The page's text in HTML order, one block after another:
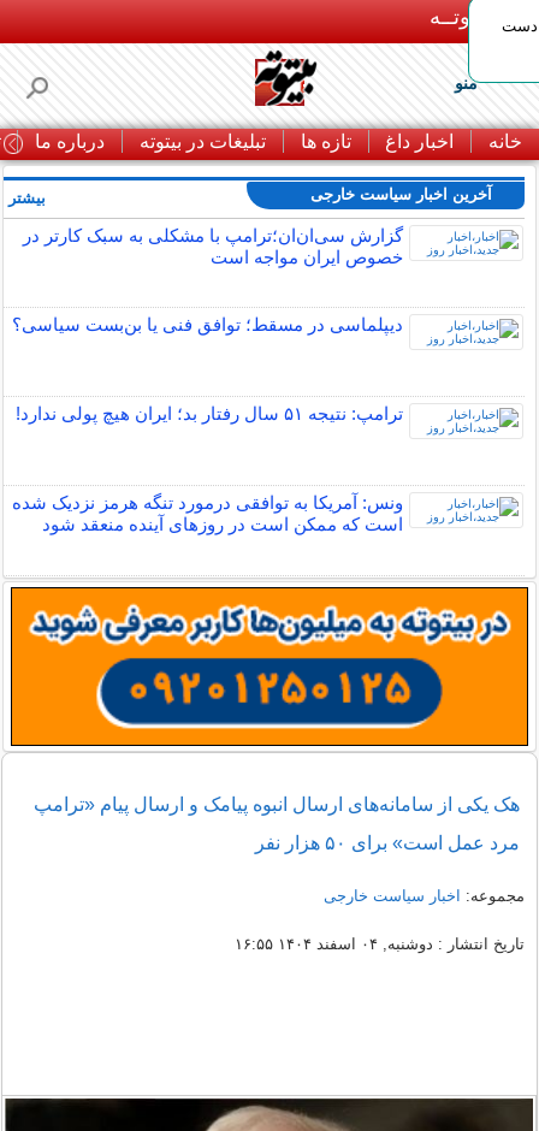
بـیتوتــه
منو
خانه اخبار داغ تازه ها تبلیغات در بیتوته درباره ما
دست
آخرین اخبار سیاست خارجی
گزارش سی‌ان‌ان؛ترامپ با مشکلی به سبک کارتر در
خصوص ایران مواجه است
دیپلماسی در مسقط؛ توافق فنی یا بن‌بست سیاسی؟
ترامپ: نتیجه ۵۱ سال رفتار بد؛ ایران هیچ پولی ندارد!
ونس: آمریکا به توافقی درمورد تنگه هرمز نزدیک شده
است که ممکن است در روزهای آینده منعقد شود
بیشتر
هک یکی از سامانه‌های ارسال انبوه پیامک و ارسال پیام «ترامپ
مرد عمل است» برای ۵۰ هزار نفر
مجموعه: اخبار سیاست خارجی
تاریخ انتشار : دوشنبه, ۰۴ اسفند ۱۴۰۴ ۱۶:۵۵